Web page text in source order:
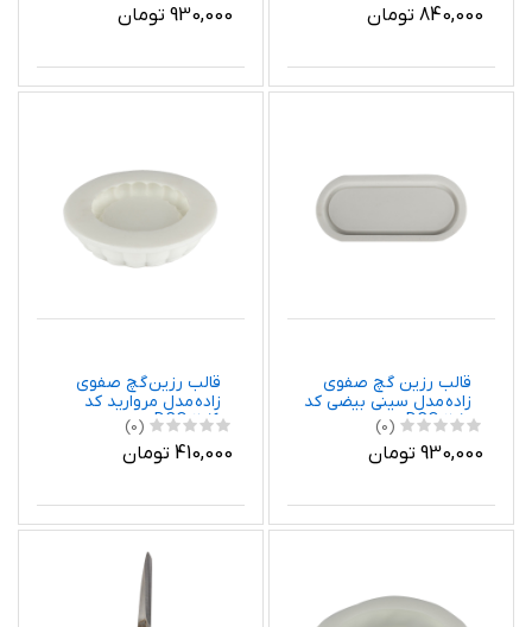
840,000 تومان 930,000 تومان
قالب رزین گچ صفوی
زاده مدل سینی بیضی کد
DCO 2010
(0)
930,000 تومان
قالب رزین گچ صفوی
زاده مدل مروارید کد
DCO 2016
(0)
410,000 تومان